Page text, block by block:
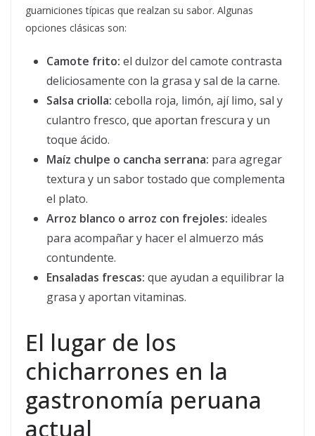
guarniciones típicas que realzan su sabor. Algunas
opciones clásicas son:
Camote frito: el dulzor del camote contrasta
deliciosamente con la grasa y sal de la carne.
Salsa criolla: cebolla roja, limón, ají limo, sal y
culantro fresco, que aportan frescura y un
toque ácido.
Maíz chulpe o cancha serrana: para agregar
textura y un sabor tostado que complementa
el plato.
Arroz blanco o arroz con frejoles: ideales
para acompañar y hacer el almuerzo más
contundente.
Ensaladas frescas: que ayudan a equilibrar la
grasa y aportan vitaminas.
El lugar de los
chicharrones en la
gastronomía peruana
actual